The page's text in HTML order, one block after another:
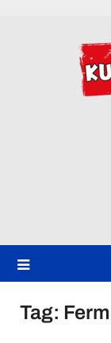
Tag: